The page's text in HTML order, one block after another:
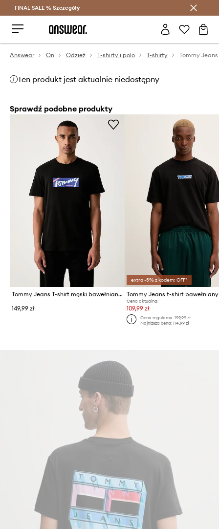
Oszczędzaj z Answear Club >
FINAL SALE % Szczegóły
Answear On Odzież T-shirty i polo T-shirty Tommy
Ten produkt jest aktualnie niedostępny
Sprawdź podobne produkty
Tommy Jeans T-shirt męski bawełniany
149,99 zł
extra -5% z kodem: OFF*
Tommy Jeans t-shirt bawełniany
Cena aktualna:
109,99 zł
Cena regularna: 199,99 zł
Najniższa cena: 114,99 zł